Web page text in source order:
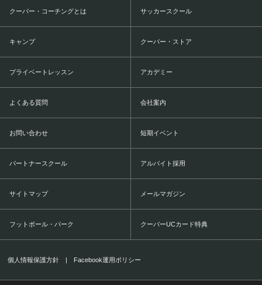
クーバー・コーチングとは サッカースクール
キャンプ クーバー・ストア
プライベートレッスン アカデミー
よくある質問 会社案内
お問い合わせ 短期イベント
パートナースクール アルバイト採用
サイトマップ メールマガジン
フットボール・パーク クーバーUCカード特典
個人情報保護方針 | Facebook運用ポリシー